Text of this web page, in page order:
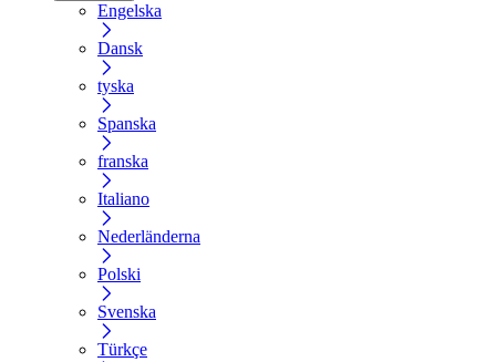
Engelska
Dansk
tyska
Spanska
franska
Italiano
Nederländerna
Polski
Svenska
Türkçe